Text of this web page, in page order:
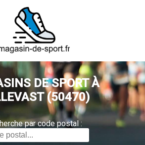
DE SPORT À
(50470)
par code postal :